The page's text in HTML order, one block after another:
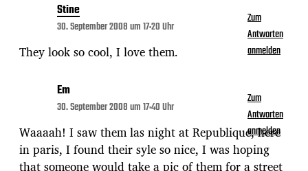
Stine
30. September 2008 um 17:20 Uhr
They look so cool, I love them.
Zum
Antworten
anmelden
Em
30. September 2008 um 17:40 Uhr
Waaaah! I saw them las night at Republique, here
in paris, I found their syle so nice, I was hoping
that someone would take a pic of them for a street
Zum
Antworten
anmelden